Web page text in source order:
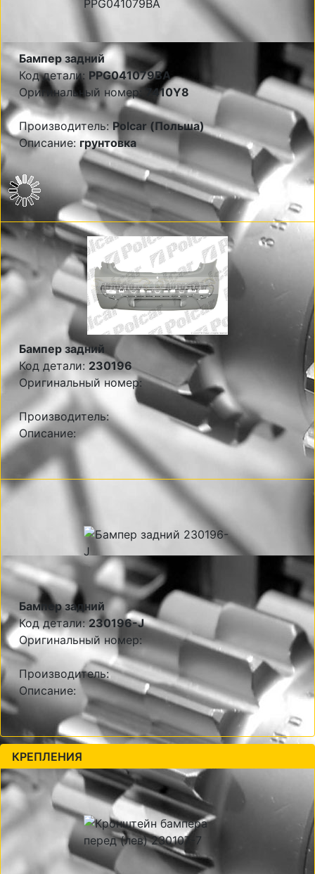
Бампер задний
Код детали: PPG041079BA
Оригинальный номер:
7410Y8
Производитель:Polcar (Польша)
Описание: грунтовка
Бампер задний
Код детали: 230196
Оригинальный номер:
Производитель:
Описание:
Бампер задний
Код детали: 230196-J
Оригинальный номер:
Производитель:
Описание:
КРЕПЛЕНИЯ